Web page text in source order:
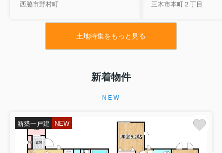
西脇市野村町
三木市本町２丁目
土地特集をもっと見る
新着物件
NEW
新築一戸建 NEW